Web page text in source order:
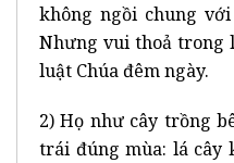
không ngồi chung
Nhưng vui thoả trong
luật Chúa đêm ngày.
2) Họ như cây trồng
trái đúng mùa: lá cây